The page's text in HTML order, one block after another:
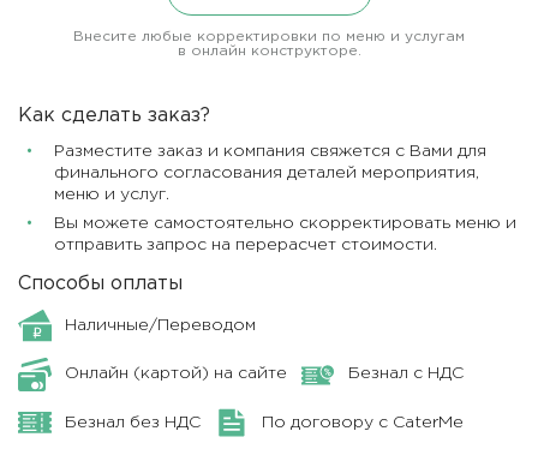
Внесите любые корректировки по меню и услугам
в онлайн конструкторе.
Как сделать заказ?
Разместите заказ и компания свяжется с Вами для
финального согласования деталей мероприятия,
меню и услуг.
Вы можете самостоятельно скорректировать меню и
отправить запрос на перерасчет стоимости.
Способы оплаты
Наличные/Переводом
Онлайн (картой) на сайте Безнал с НДС
Безнал без НДС По договору с CaterMe